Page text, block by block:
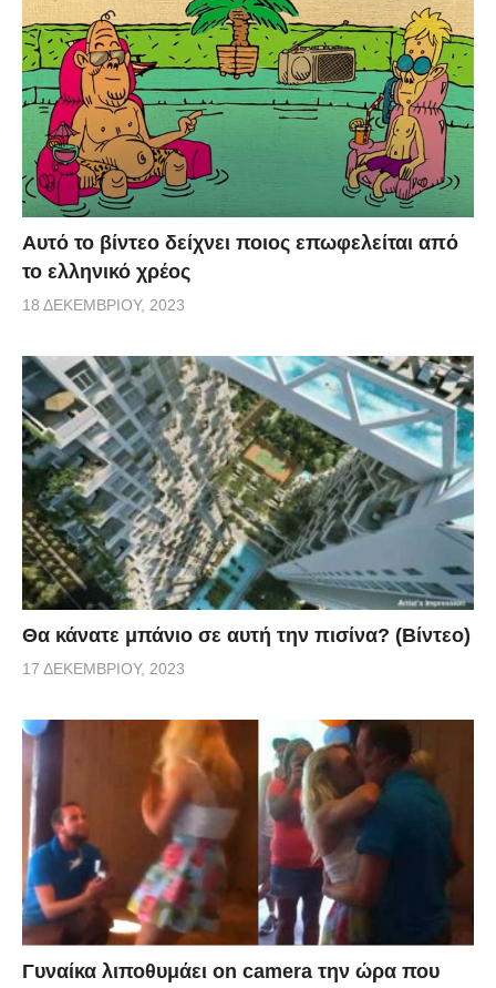
Αυτό το βίντεο δείχνει ποιος επωφελείται από
το ελληνικό χρέος
18 ΔΕΚΕΜΒΡΊΟΥ, 2023
Θα κάνατε μπάνιο σε αυτή την πισίνα? (Βίντεο)
17 ΔΕΚΕΜΒΡΊΟΥ, 2023
Γυναίκα λιποθυμάει on camera την ώρα που